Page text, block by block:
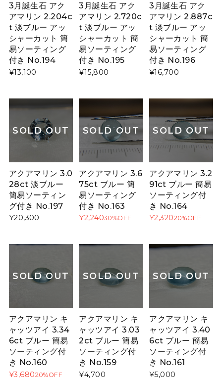
3月誕生石 アク
アマリン 2.204c
t 淡ブルー アッ
シャーカット 簡
易ソーティング
付き No.194
¥13,100
3月誕生石 アク
アマリン 2.720c
t 淡ブルー アッ
シャーカット 簡
易ソーティング
付き No.195
¥15,800
3月誕生石 アク
アマリン 2.887c
t 淡ブルー アッ
シャーカット 簡
易ソーティング
付き No.196
¥16,700
SOLD OUT
アクアマリン 3.0
28ct 淡ブルー
簡易ソーティン
グ付き No.197
¥20,300
SOLD OUT
アクアマリン 3.6
75ct ブルー 簡
易ソーティング
付き No.163
¥2,24030%OFF
SOLD OUT
アクアマリン 3.2
91ct ブルー 簡易
ソーティング付
き No.164
¥2,32020%OFF
SOLD OUT
アクアマリン キ
ャッツアイ 3.34
6ct ブルー 簡易
ソーティング付
き No.160
¥3,68020%OFF
SOLD OUT
アクアマリン キ
ャッツアイ 3.03
2ct ブルー 簡易
ソーティング付
き No.159
¥4,700
SOLD OUT
アクアマリン キ
ャッツアイ 3.40
6ct ブルー 簡易
ソーティング付
き No.161
¥5,000